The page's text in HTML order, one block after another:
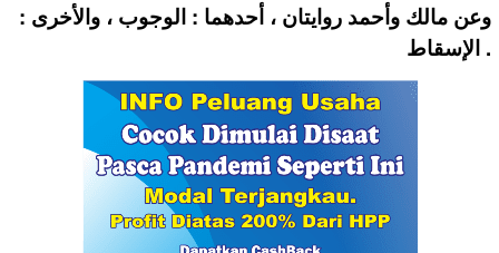
وعن مالك وأحمد روايتان ، أحدهما : الوجوب ، والأخرى :
الإسقاط .